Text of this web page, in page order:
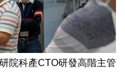
院科產CTO研發高階主管